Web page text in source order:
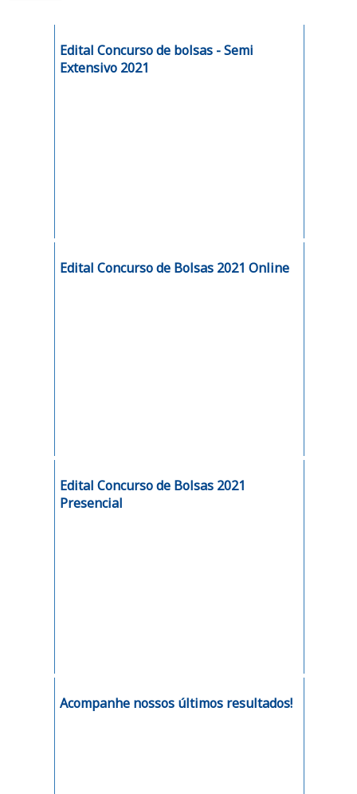
Edital Concurso de bolsas - Semi
Extensivo 2021
Edital Concurso de Bolsas 2021 Online
Edital Concurso de Bolsas 2021
Presencial
Acompanhe nossos últimos resultados!